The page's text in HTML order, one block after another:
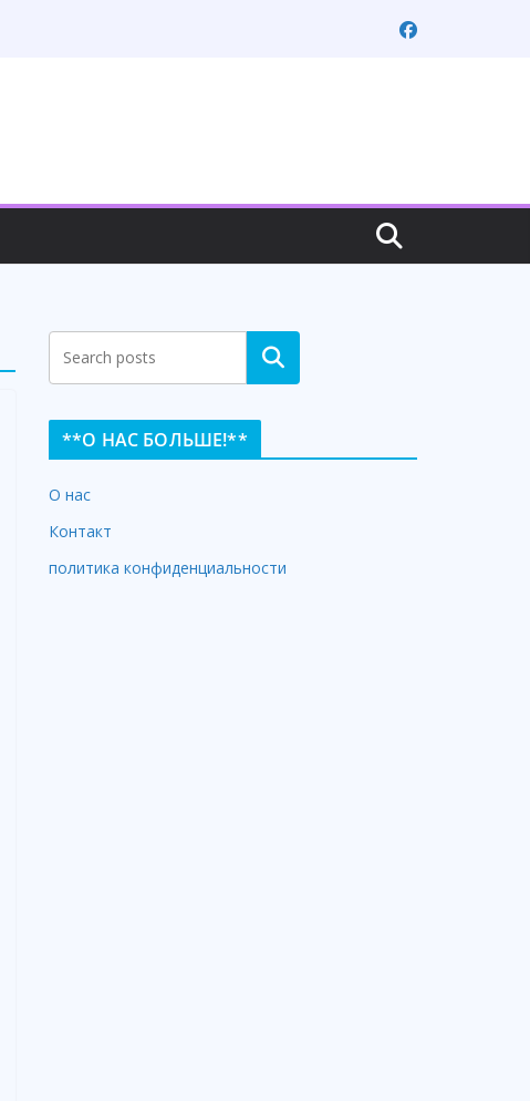
Search
**О НАС БОЛЬШЕ!**
О нас
Контакт
политика конфиденциальности